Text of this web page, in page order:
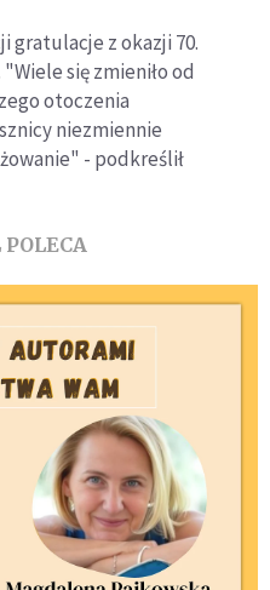
gratulacje z okazji 70.
się zmieniło od
otoczenia
niezmiennie
- podkreślił